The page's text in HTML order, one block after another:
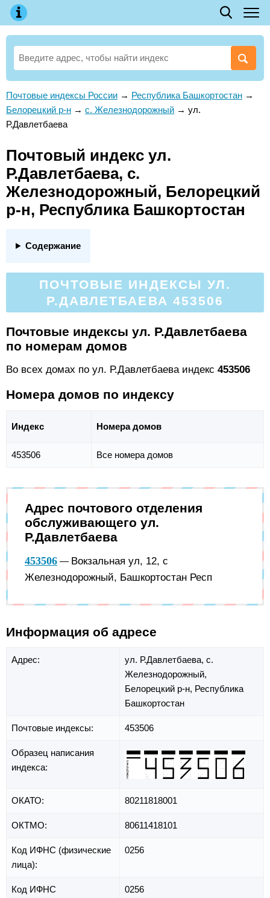
Почтовые индексы России → Республика Башкортостан →
Белорецкий р-н → с. Железнодорожный → ул.
Р.Давлетбаева
Почтовый индекс ул.
Р.Давлетбаева, с.
Железнодорожный, Белорецкий
р-н, Республика Башкортостан
Содержание
ПОЧТОВЫЕ ИНДЕКСЫ УЛ.
Р.ДАВЛЕТБАЕВА 453506
Почтовые индексы ул. Р.Давлетбаева
по номерам домов
Во всех домах по ул. Р.Давлетбаева индекс 453506
Номера домов по индексу
Индекс Номера домов
453506 Все номера домов
Адрес почтового отделения
обслуживающего ул.
Р.Давлетбаева
453506 — Вокзальная ул, 12, с
Железнодорожный, Башкортостан Респ
Информация об адресе
Адрес: ул. Р.Давлетбаева, с.
Железнодорожный,
Белорецкий р-н, Республика
Башкортостан
Почтовые индексы: 453506
Образец написания
индекса:
ОКАТО: 80211818001
ОКТМО: 80611418101
Код ИФНС (физические
лица):
0256
Код ИФНС
0256